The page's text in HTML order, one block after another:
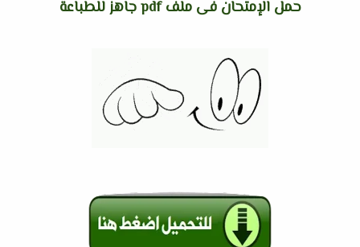
حمل الإمتحان فى ملف pdf جاهز للطباعة